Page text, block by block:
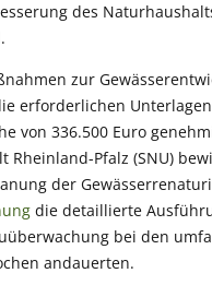
des
zur
erforderlichen
von 336.500 Euro
Pfalz (SNU)
der
die detaillierte
bei den
andauerten.